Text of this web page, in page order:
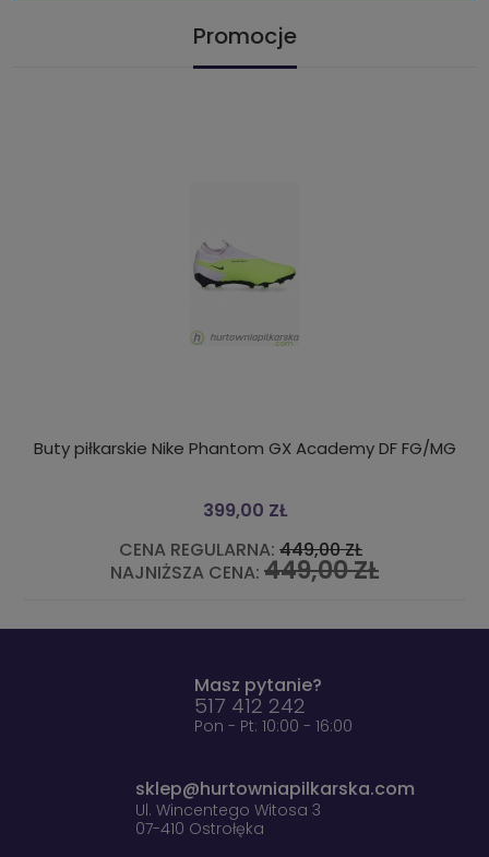
Promocje
Phantom GX Academy DF FG/MG
449,00 ZŁ
449,00 ZŁ
KOŁO DMUCHANE
Masz pytanie?
517 412 242
Pon - Pt: 10:00 - 16:00
sklep@hurtowniapilkarska.com
Ul. Wincentego Witosa 3
07-410 Ostrołęka